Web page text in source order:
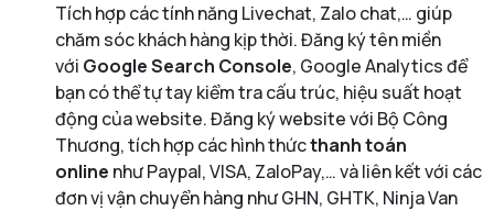
Tích hợp các tính năng Livechat, Zalo chat,… giúp
chăm sóc khách hàng kịp thời. Đăng ký tên miền
với Google Search Console, Google Analytics để
bạn có thể tự tay kiểm tra cấu trúc, hiệu suất hoạt
động của website. Đăng ký website với Bộ Công
Thương, tích hợp các hình thứcthanh toán
online như Paypal, VISA, ZaloPay,… và liên kết với các
đơn vị vận chuyển hàng như GHN, GHTK, Ninja Van